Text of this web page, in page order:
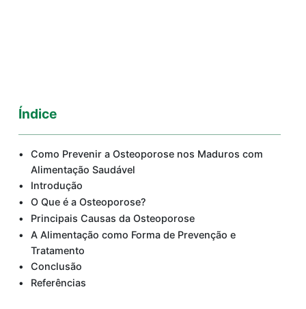
Índice
Como Prevenir a Osteoporose nos Maduros com
Alimentação Saudável
Introdução
O Que é a Osteoporose?
Principais Causas da Osteoporose
A Alimentação como Forma de Prevenção e
Tratamento
Conclusão
Referências